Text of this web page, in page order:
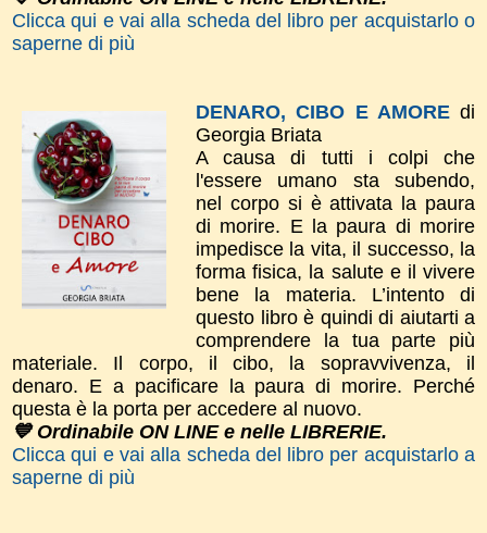
Clicca qui e vai alla scheda del libro per acquistarlo o
saperne di più
DENARO, CIBO E AMORE di
Georgia Briata
A causa di tutti i colpi che
l'essere umano sta subendo,
nel corpo si è attivata la paura
di morire. E la paura di morire
impedisce la vita, il successo, la
forma fisica, la salute e il vivere
bene la materia. L’intento di
questo libro è quindi di aiutarti a
comprendere la tua parte più
materiale. Il corpo, il cibo, la sopravvivenza, il
denaro. E a pacificare la paura di morire. Perché
questa è la porta per accedere al nuovo.
💙 Ordinabile ON LINE e nelle LIBRERIE.
Clicca qui e vai alla scheda del libro per acquistarlo a
saperne di più